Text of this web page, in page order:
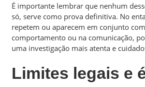
É importante lembrar que nenhum
só, serve como prova definitiva. No
repetem ou aparecem em conjunto
comportamento ou na comunicação,
uma investigação mais atenta e
Limites legais e